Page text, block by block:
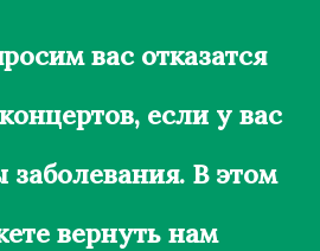
вас отказатся
если у вас
заболевания. В этом
вернуть нам